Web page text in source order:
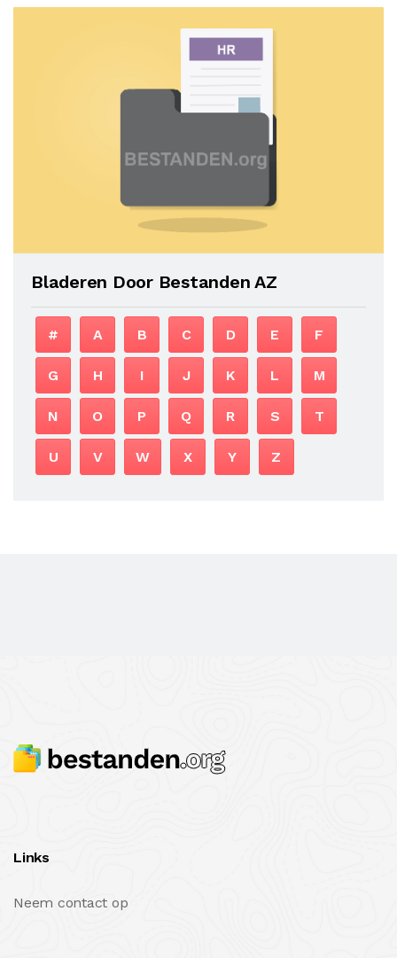
Bladeren Door Bestanden AZ
# A B C D E F
G H I J K L M
N O P Q R S T
U V W X Y Z
Links
Neem contact op